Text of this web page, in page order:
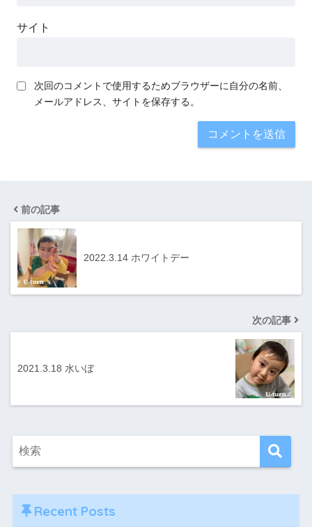
サイト
次回のコメントで使用するためブラウザーに自分の名前、
メールアドレス、サイトを保存する。
前の記事
2022.3.14 ホワイトデー
次の記事
2021.3.18 水いぼ
Recent Posts